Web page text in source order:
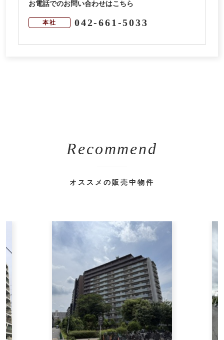
お電話でのお問い合わせはこちら
本社 042-661-5033
Recommend
オススメの販売中物件